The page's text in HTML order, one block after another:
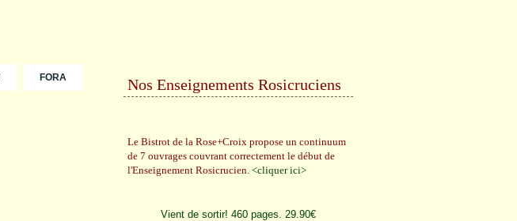
FORA Nos Enseignements Rosicruciens
Le Bistrot de la Rose+Croix propose un continuum
de 7 ouvrages couvrant correctement le début de
l'Enseignement Rosicrucien. <cliquer ici>
Vient de sortir! 460 pages. 29.90€